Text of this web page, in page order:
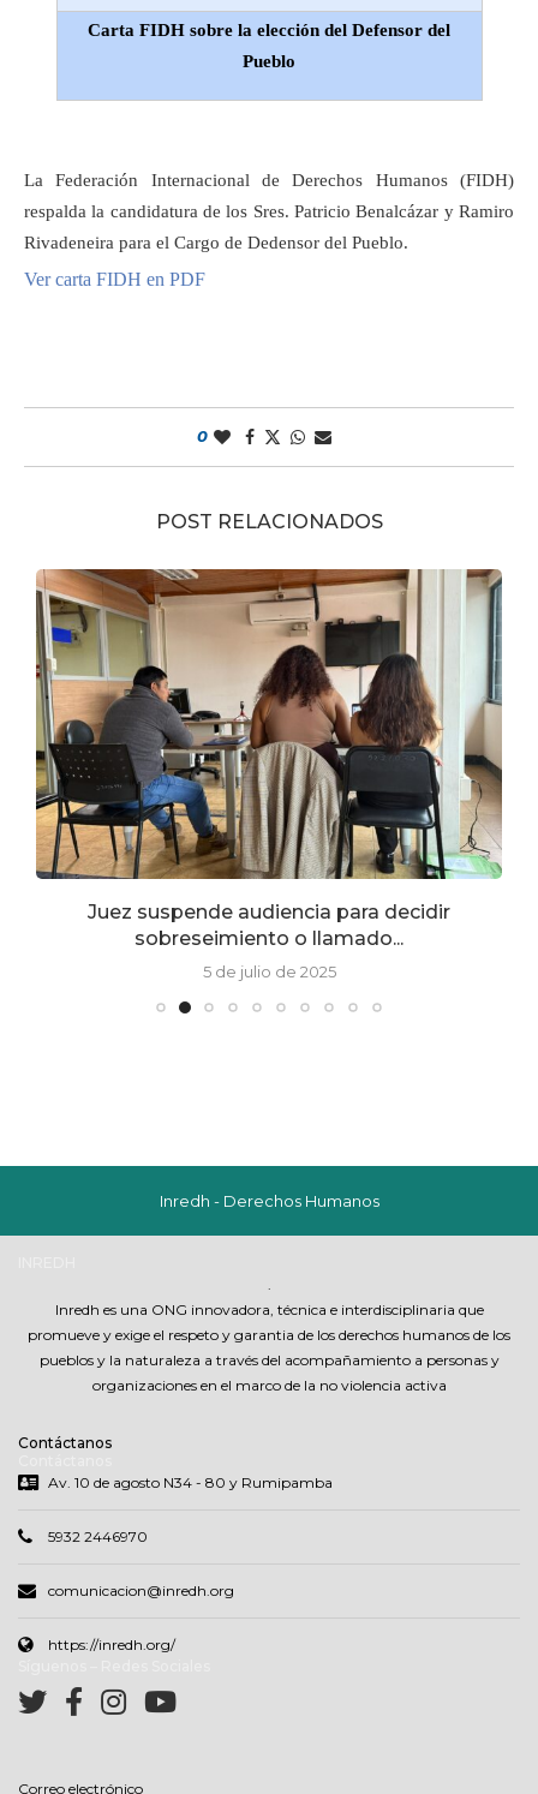
Carta FIDH sobre la elección del Defensor del
Pueblo
La Federación Internacional de Derechos Humanos (FIDH)
respalda la candidatura de los Sres. Patricio Benalcázar y Ramiro
Rivadeneira para el Cargo de Dedensor del Pueblo.
Ver carta FIDH en PDF
0
POST RELACIONADOS
Juez suspende audiencia para decidir
sobreseimiento o llamado...
5 de julio de 2025
Inredh - Derechos Humanos
Inredh es una ONG innovadora, técnica e interdisciplinaria que
promueve y exige el respeto y garantia de los derechos humanos de los
pueblos y la naturaleza a través del acompañamiento a personas y
organizaciones en el marco de la no violencia activa
Contáctanos
Av. 10 de agosto N34 - 80 y Rumipamba
5932 2446970
comunicacion@inredh.org
https://inredh.org/
Correo electrónico